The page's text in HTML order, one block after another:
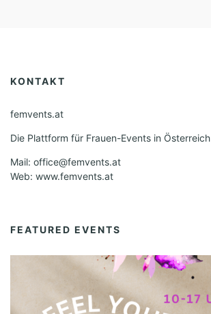
KONTAKT
femvents.at
Die Plattform für Frauen-Events in Österreich
Mail: office@femvents.at
Web: www.femvents.at
FEATURED EVENTS